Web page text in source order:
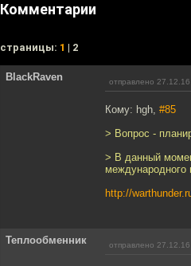
Комментарии
cтраницы: 1 | 2
BlackRaven отправлено
Кому: hgh, #85
> Вопрос -
> В данный
международного
http://
Теплообменник отправлено